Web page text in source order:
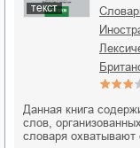
текст
Данная книга
слов,
словаря